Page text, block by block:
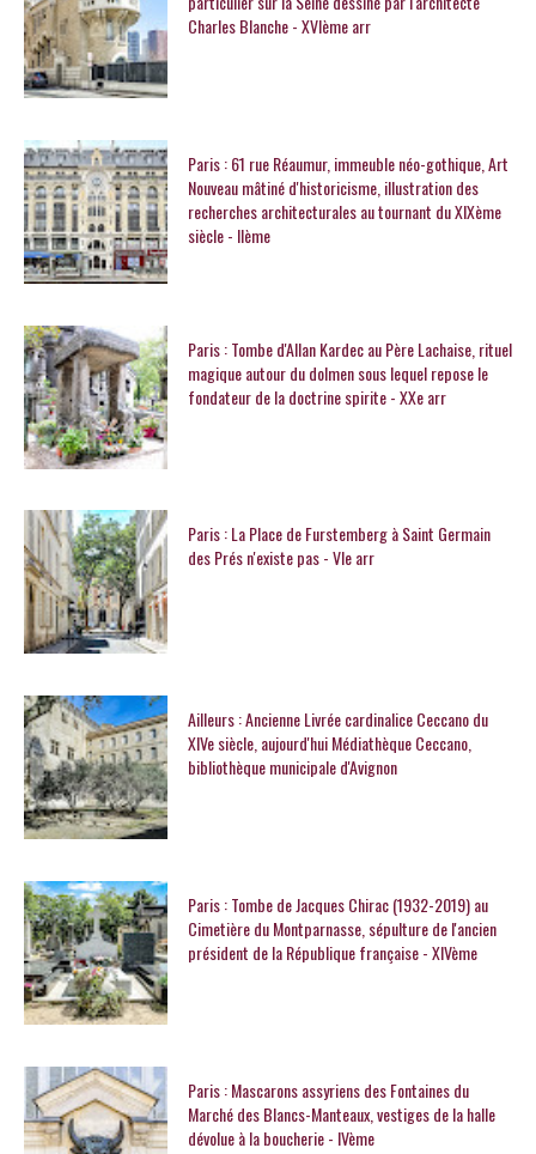
Charles Blanche - XVIème arr
Paris : 61 rue Réaumur, immeuble néo-gothique, Art
Nouveau mâtiné d'historicisme, illustration des
recherches architecturales au tournant du XIXème
siècle - IIème
Paris : Tombe d'Allan Kardec au Père Lachaise, rituel
magique autour du dolmen sous lequel repose le
fondateur de la doctrine spirite - XXe arr
Paris : La Place de Furstemberg à Saint Germain
des Prés n'existe pas - VIe arr
Ailleurs : Ancienne Livrée cardinalice Ceccano du
XIVe siècle, aujourd'hui Médiathèque Ceccano,
bibliothèque municipale d'Avignon
Paris : Tombe de Jacques Chirac (1932-2019) au
Cimetière du Montparnasse, sépulture de l'ancien
président de la République française - XIVème
Paris : Mascarons assyriens des Fontaines du
Marché des Blancs-Manteaux, vestiges de la halle
dévolue à la boucherie - IVème